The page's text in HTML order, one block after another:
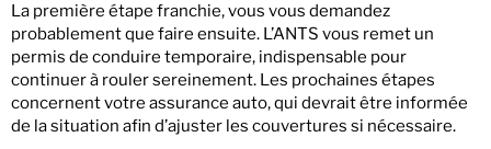
La première étape franchie, vous vous demandez
probablement que faire ensuite. L’ANTS vous remet un
permis de conduire temporaire, indispensable pour
continuer à rouler sereinement. Les prochaines étapes
concernent votre assurance auto, qui devrait être informée
de la situation afin d’ajuster les couvertures si nécessaire.